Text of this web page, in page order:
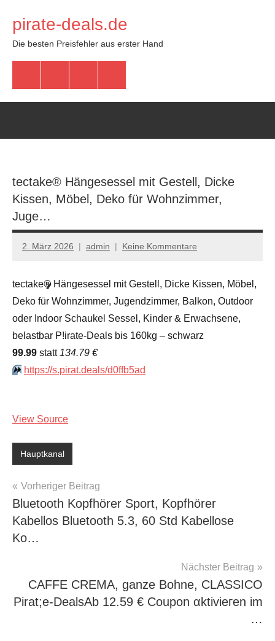
Inhalt
springen
pirate-deals.de
Die besten Preisfehler aus erster Hand
tectake® Hängesessel mit Gestell, Dicke
Kissen, Möbel, Deko für Wohnzimmer,
Juge…
2. März 2026 admin Keine Kommentare
tectake® Hängesessel mit Gestell, Dicke Kissen, Möbel,
Deko für Wohnzimmer, Jugendzimmer, Balkon, Outdoor
oder Indoor Schaukel Sessel, Kinder & Erwachsene,
belastbar P!irate-Deals bis 160kg – schwarz
99.99 statt 134.79 €
⏩️ https://s.pirat.deals/d0ffb5ad
View Source
Hauptkanal
Beitragsnavigation
Vorheriger Beitrag
Bluetooth Kopfhörer Sport, Kopfhörer
Kabellos Bluetooth 5.3, 60 Std Kabellose
Ko…
Nächster Beitrag
CAFFE CREMA, ganze Bohne, CLASSICO
Pirat;e-DealsАb 12.59 € Сοuрοn αktiviегеn im
…